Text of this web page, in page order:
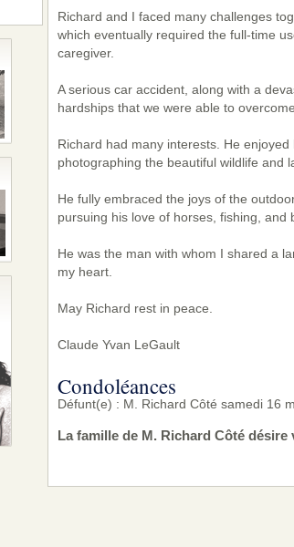
Richard and I faced many challenges
which eventually required the full-time
caregiver.
A serious car accident, along with a
hardships that we were able to
Richard had many interests. He
photographing the beautiful wildlife and
He fully embraced the joys of the
pursuing his love of horses, fishing, and
He was the man with whom I shared a
my heart.
May Richard rest in peace.
Claude Yvan LeGault
Condoléances
Défunt(e) : M. Richard Côté samedi 16
La famille de M. Richard Côté